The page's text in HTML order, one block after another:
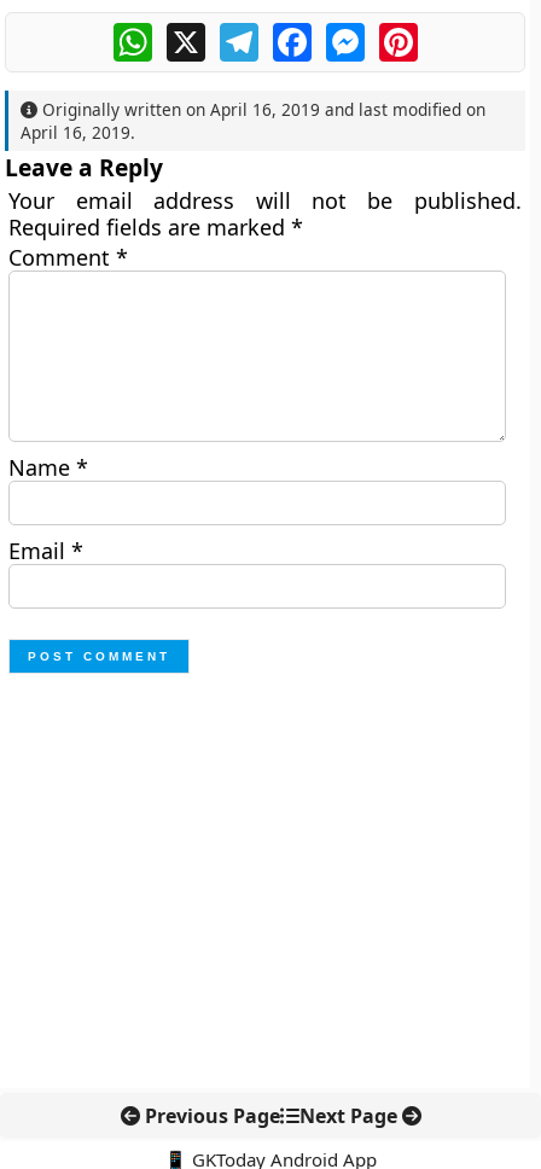
WhatsApp
X TelegramFacebookMessengerPinterest
Originally written onApril 16, 2019 and last modified on
April 16, 2019.
Leave a Reply
Your email address will not be published.
Required fields are marked*
Comment*
Name*
Email*
Previous Page Next Page
📱 GKToday Android App